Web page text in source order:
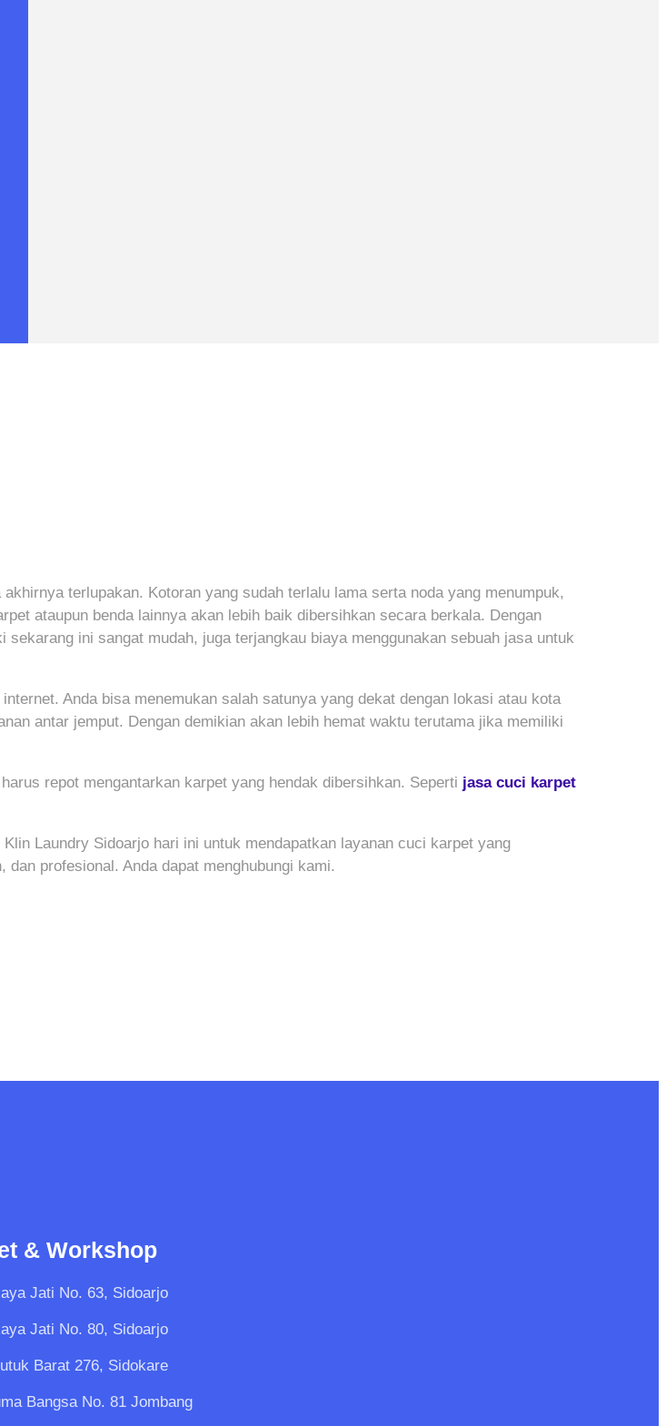
terlupakan. Kotoran yang sudah terlalu lama serta noda yang menumpuk,
ataupun benda lainnya akan lebih baik dibersihkan secara berkala. Dengan
ini sangat mudah, juga terjangkau biaya menggunakan sebuah jasa untuk
Anda bisa menemukan salah satunya yang dekat dengan lokasi atau kota
antar jemput. Dengan demikian akan lebih hemat waktu terutama jika memiliki
repot mengantarkan karpet yang hendak dibersihkan. Seperti jasa cuci karpet
Laundry Sidoarjo hari ini untuk mendapatkan layanan cuci karpet yang
profesional. Anda dapat menghubungi kami.
& Workshop
Jati No. 63, Sidoarjo
Jati No. 80, Sidoarjo
Barat 276, Sidokare
Bangsa No. 81 Jombang